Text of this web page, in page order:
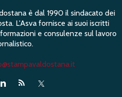
è dal 1990 il sindacato dei
L'Asva fornisce ai suoi iscritti
e consulenze sul lavoro